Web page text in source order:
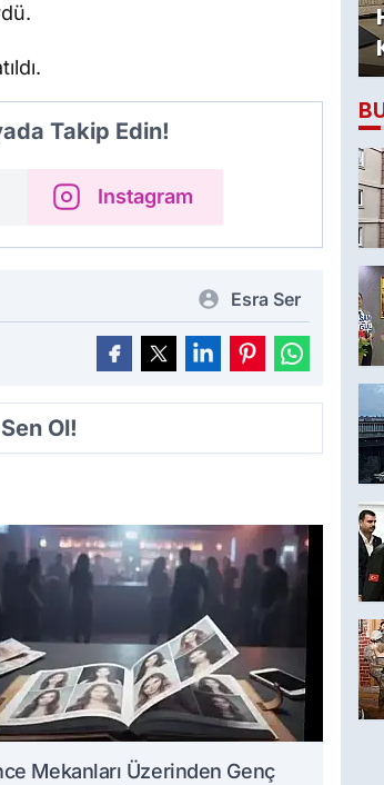
Takip Edin!
Instagram
Esra Ser
Ol!
Mekanları Üzerinden Genç